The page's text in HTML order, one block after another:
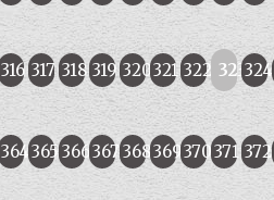
316 317 318 319 320321 322 323324
364365 366367 368369370371 372